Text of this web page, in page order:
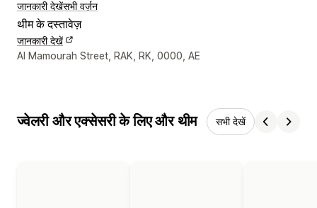
जानकारी देखेंसभी वर्ज़न
थीम के दस्तावेज़
जानकारी देखें
डिज़ाइनर के संपर्क की जानकारी
Al Mamourah Street, RAK, RK, 0000, AE
ज्वेलरी और एक्सेसरी के लिए और थीम सभी देखें